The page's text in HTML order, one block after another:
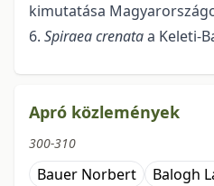
kimutatása
6. Spiraea crenataa Keleti-
Apró közlemények
300-310
Bauer Norbert Balogh